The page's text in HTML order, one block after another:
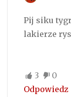
Pij siku
lakierze
3
0
Odpowiedz